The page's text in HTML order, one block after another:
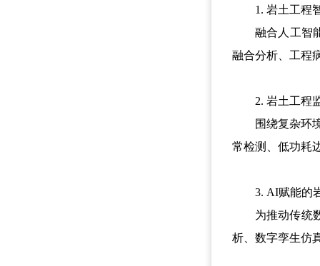
1. 岩土工程智
融合人工智能
融合分析、工程
2. 岩土工程监
围绕复杂环境
常检测、低功耗
3. AI赋能的岩
为推动传统数
析、数字孪生仿